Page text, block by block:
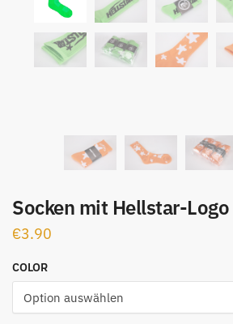
Socken mit Hellstar-
€3.90
COLOR